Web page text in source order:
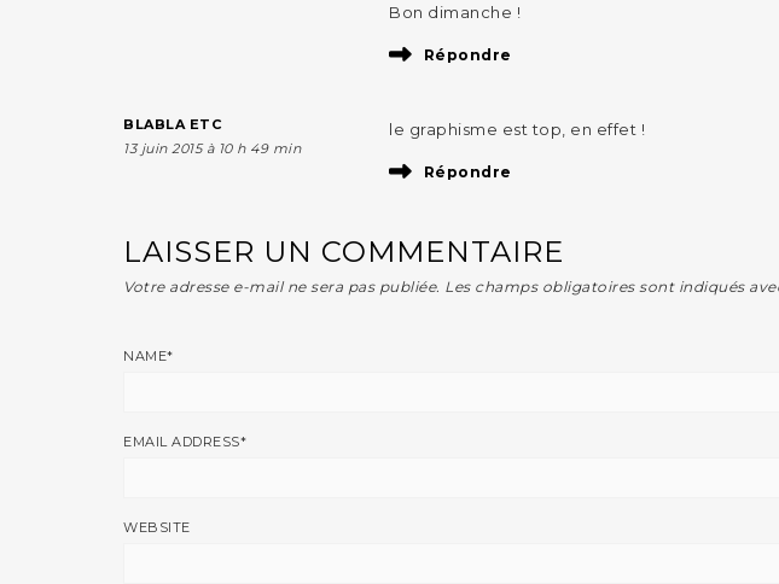
Bon dimanche !
Répondre
BLABLA ETC
13 juin 2015 à 10 h 49 min
le graphisme est top, en effet !
Répondre
LAISSER UN COMMENTAIRE
Votre adresse e-mail ne sera pas publiée. Les champs obligatoires sont indiqués
NAME*
EMAIL ADDRESS*
WEBSITE